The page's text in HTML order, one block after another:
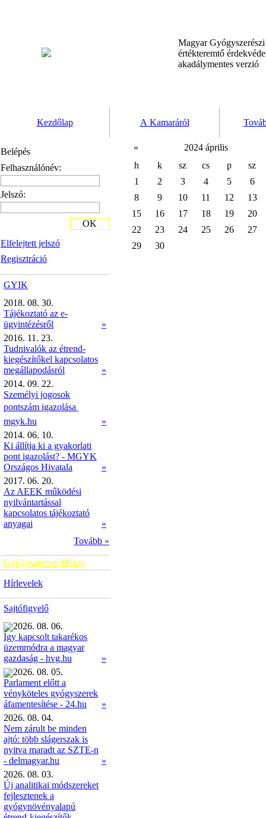
Magyar
értékteremtő
akadálymentes verzió
Kezdőlap A Kamaráról
Belépés
Felhasználónév:
Jelszó:
Elfelejtett jelszó
Regisztráció
OK
GYIK
2018. 08. 30.
Tájékoztató az e-
ügyintézésről
»
2016. 11. 23.
Tudnivalók az étrend-
kiegészítőkel kapcsolatos
megállapodásról
»
2014. 09. 22.
Személyi jogosok
pontszám igazolása 
mgyk.hu
»
2014. 06. 10.
Ki állítja ki a gyakorlati
pont igazolást? - MGYK
Országos Hivatala
»
2017. 06. 20.
Az AEEK működési
nyilvántartással
kapcsolatos tájékoztató
anyagai
»
Tovább »
Gyógyszerészi Hírlap
Hírlevelek
Sajtófigyelő
2026. 08. 06.
Így kapcsolt takarékos
üzemmódra a magyar
gazdaság - hvg.hu
»
2026. 08. 05.
Parlament előtt a
vényköteles gyógyszerek
áfamentesítése - 24.hu
»
2026. 08. 04.
Nem zárult be minden
ajtó: több slágerszak is
nyitva maradt az SZTE-n
- delmagyar.hu
»
2026. 08. 03.
Új analitikai módszereket
fejlesztenek a
gyógynövényalapú
«
2024 április
h
k sz cs p
sz
1
2 3 4 5
6
8
9 10 11 12
13
15
16 17 18 19
20
22
23 24 25 26
27
29
30